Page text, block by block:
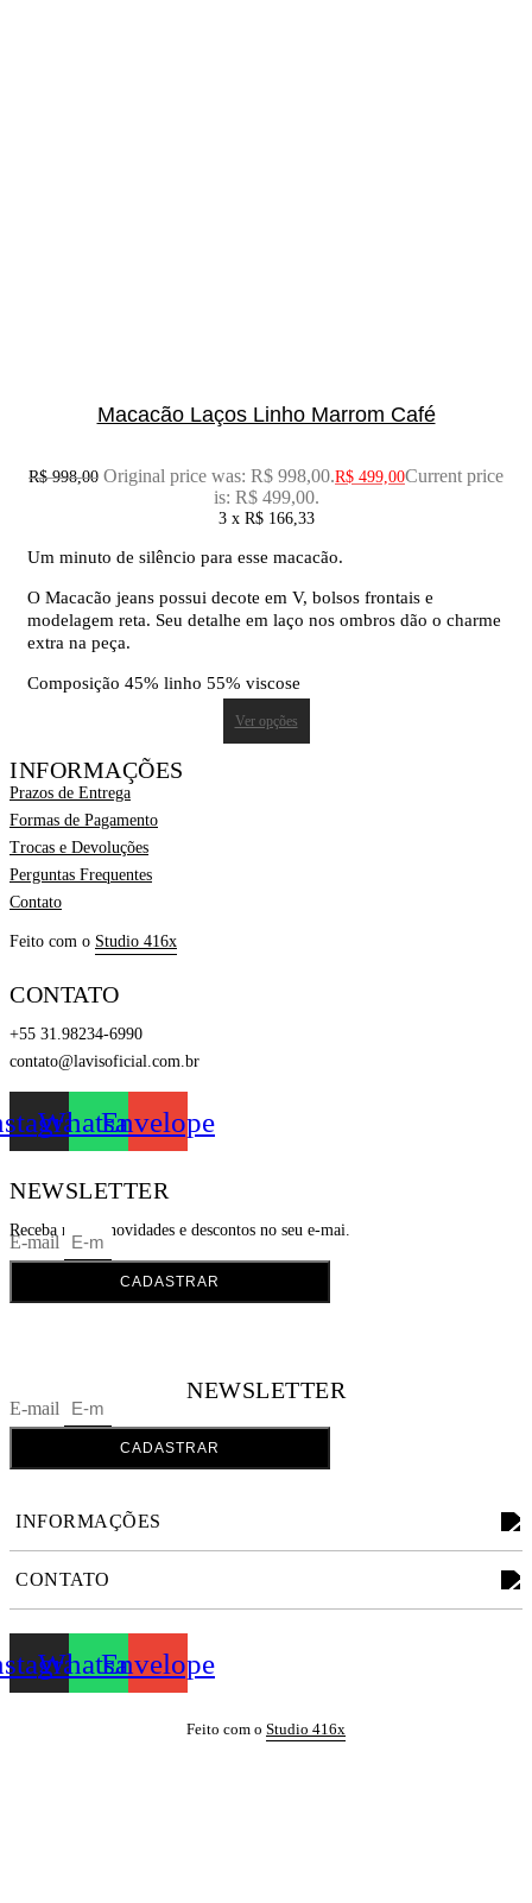
Macacão Laços Linho Marrom Café
R$998,00 Original price was: R$ 998,00.R$ 499,00Current price
is: R$ 499,00.
3 x R$166,33
Um minuto de silêncio para esse macacão.
O Macacão jeans possui decote em V, bolsos frontais e
modelagem reta. Seu detalhe em laço nos ombros dão o charme
extra na peça.
Composição 45% linho 55% viscose
Ver opções
INFORMAÇÕES
Prazos de Entrega
Formas de Pagamento
Trocas e Devoluções
Perguntas Frequentes
Contato
Feito com o Studio 416x
CONTATO
+55 31.98234-6990
contato@lavisoficial.com.br
WhatsappEnvelope
NEWSLETTER
Receba nossas novidades e descontos no seu e-mai.
E-mail
CADASTRAR
NEWSLETTER
E-mail
CADASTRAR
INFORMAÇÕES
CONTATO
WhatsappEnvelope
Feito com o Studio 416x